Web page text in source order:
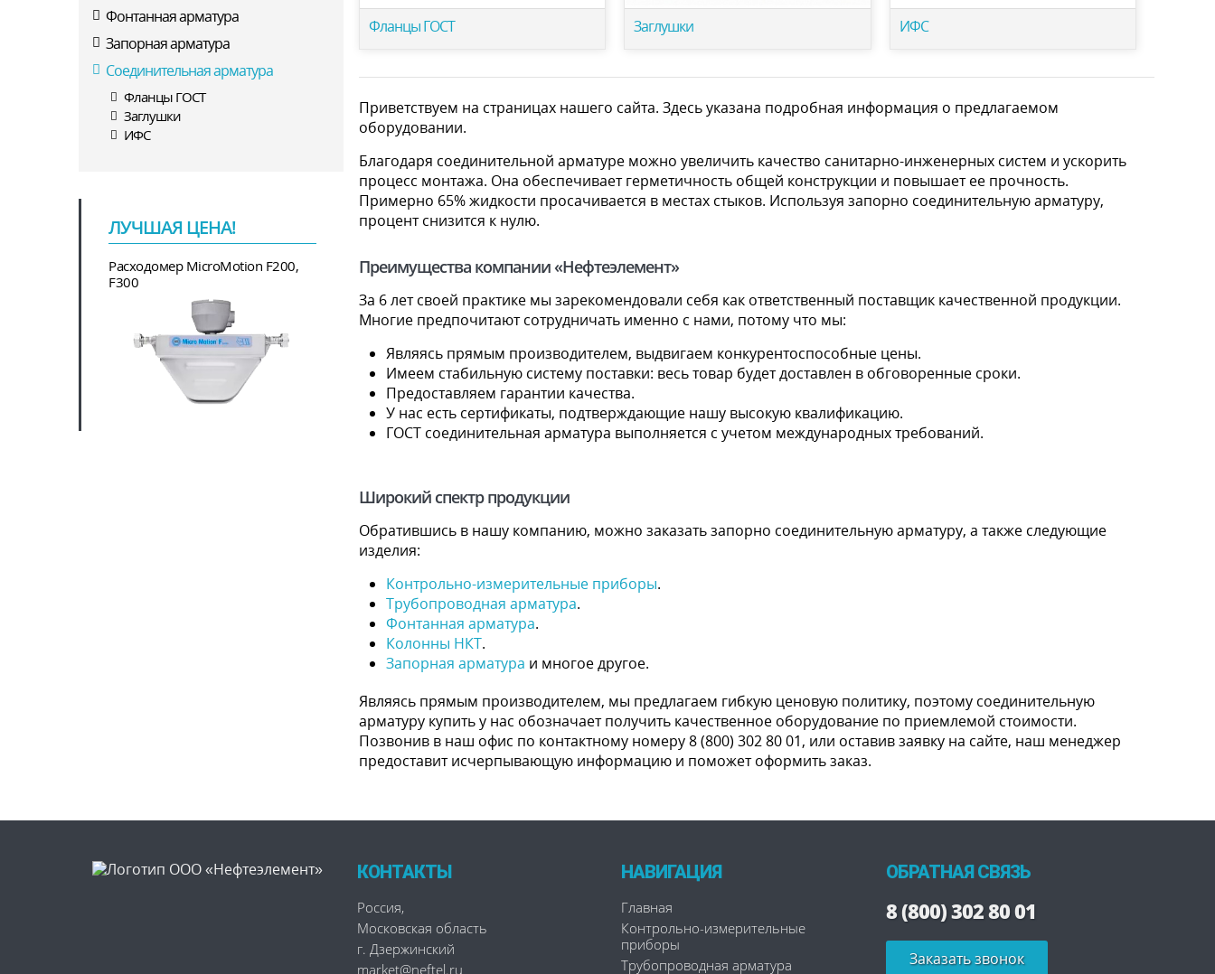
Фонтанная арматура
Запорная арматура
Соединительная арматура
Фланцы ГОСТ
Заглушки
ИФС
ЛУЧШАЯ ЦЕНА!
Расходомер MicroMotion F200,
F300
Фланцы ГОСТ Заглушки ИФС
Приветствуем на страницах нашего сайта. Здесь указана подробная информация о предлагаемом
оборудовании.
Благодаря соединительной арматуре можно увеличить качество санитарно-инженерных систем и ускорить
процесс монтажа. Она обеспечивает герметичность общей конструкции и повышает ее прочность.
Примерно 65% жидкости просачивается в местах стыков. Используя запорно соединительную арматуру,
процент снизится к нулю.
Преимущества компании «Нефтеэлемент»
За 6 лет своей практике мы зарекомендовали себя как ответственный поставщик качественной продукции.
Многие предпочитают сотрудничать именно с нами, потому что мы:
Являясь прямым производителем, выдвигаем конкурентоспособные цены.
Имеем стабильную систему поставки: весь товар будет доставлен в обговоренные сроки.
Предоставляем гарантии качества.
У нас есть сертификаты, подтверждающие нашу высокую квалификацию.
ГОСТ соединительная арматура выполняется с учетом международных требований.
Широкий спектр продукции
Обратившись в нашу компанию, можно заказать запорно соединительную арматуру, а также следующие
изделия:
Контрольно-измерительные приборы.
Трубопроводная арматура.
Фонтанная арматура.
Колонны НКТ.
Запорная арматура и многое другое.
Являясь прямым производителем, мы предлагаем гибкую ценовую политику, поэтому соединительную
арматуру купить у нас обозначает получить качественное оборудование по приемлемой стоимости.
Позвонив в наш офис по контактному номеру 8 (800) 302 80 01, или оставив заявку на сайте, наш менеджер
предоставит исчерпывающую информацию и поможет оформить заказ.
КОНТАКТЫ
Россия,
Московская область
г. Дзержинский
market@neftel.ru
НАВИГАЦИЯ
Главная
Контрольно-измерительные
приборы
Трубопроводная арматура
ОБРАТНАЯ СВЯЗЬ
8 (800) 302 80 01
Заказать звонок